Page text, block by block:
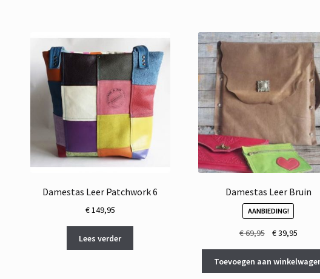
Damestas Leer Patchwork 6
€149,95
Lees verder
Damestas Leer Bruin
AANBIEDING!
€69,95
Oorspronkelijke
was:
€ 69,95.
€39,95Huidige
is:
€
Toevoegen aan